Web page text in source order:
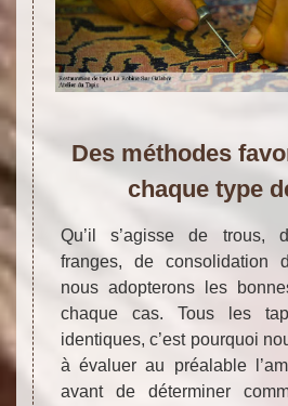
Des méthodes
chaque type
Qu’il s’agisse de trous,
franges, de consolidation
nous adopterons les
chaque cas. Tous les
identiques, c’est pourquoi
à évaluer au préalable
avant de déterminer